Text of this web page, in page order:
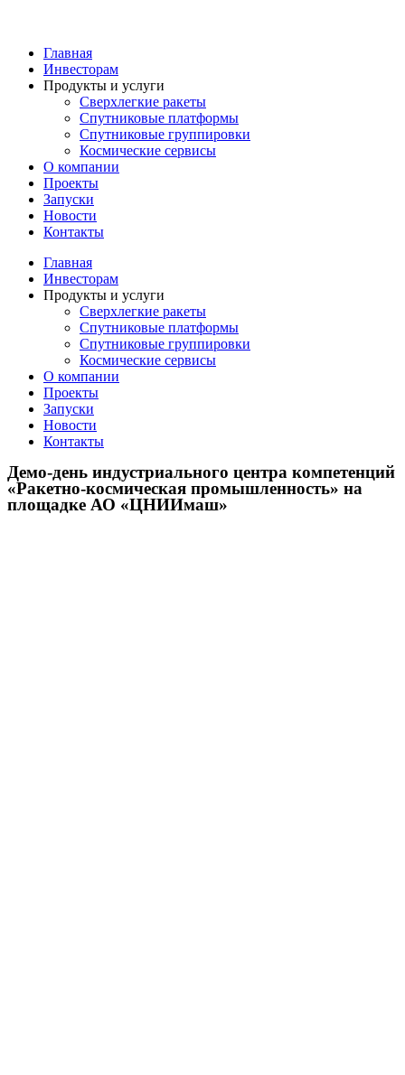
содержимому
Главная
Инвесторам
Продукты и услуги
Сверхлегкие ракеты
Спутниковые платформы
Спутниковые группировки
Космические сервисы
О компании
Проекты
Запуски
Новости
Контакты
Главная
Инвесторам
Продукты и услуги
Сверхлегкие ракеты
Спутниковые платформы
Спутниковые группировки
Космические сервисы
О компании
Проекты
Запуски
Новости
Контакты
Демо-день индустриального центра компетенций
«Ракетно-космическая промышленность» на
площадке АО «ЦНИИмаш»